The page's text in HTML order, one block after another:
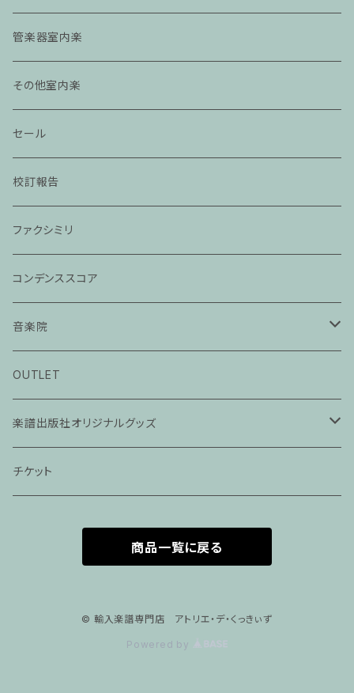
管楽器室内楽
その他室内楽
セール
校訂報告
ファクシミリ
コンデンススコア
音楽院
ピアノ科３０分レッスン
ピアノ科４５分レッスン
家族割プラン
家族割適用プラン2
声楽ピアノ４５分レッスン
ヴァイオリンピアノ６０分レッスン
OUTLET
楽譜出版社オリジナルグッズ
アパレル
チケット
商品一覧に戻る
© 輸入楽譜専門店 アトリエ・デ・くっきぃず
Powered by